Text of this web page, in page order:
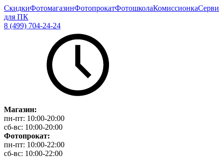
СкидкиФотомагазинФотопрокатФотошколаКомиссионка
для ПК
8 (499) 704-24-24
Магазин:
пн-пт: 10:00-20:00
сб-вс: 10:00-20:00
Фотопрокат:
пн-пт: 10:00-22:00
сб-вс: 10:00-22:00